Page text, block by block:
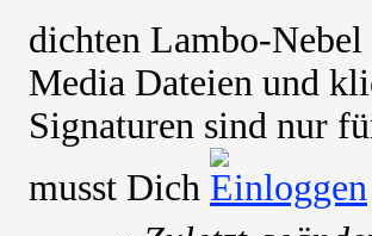
dichten Lambo-
Media Dateien und
Signaturen sind nur
musst Dich